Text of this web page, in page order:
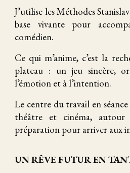
J’utilise les Méthodes
base vivante pour
comédien.
Ce qui m’anime, c’est la
plateau : un jeu sincère,
l’émotion et à l’intention.
Le centre du travail en
théâtre et cinéma,
préparation pour arriver aux
UN RÊVE FUTUR EN